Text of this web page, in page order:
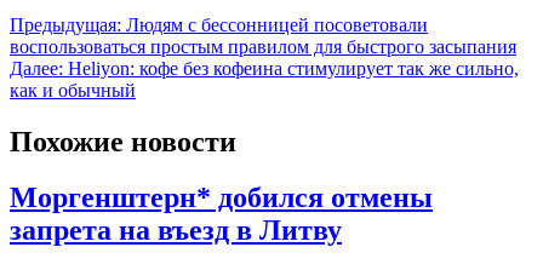
Предыдущая: Людям с бессонницей посоветовали
воспользоваться простым правилом для быстрого засыпания
Далее: Heliyon: кофе без кофеина стимулирует так же сильно,
как и обычный
Похожие новости
Моргенштерн* добился отмены
запрета на въезд в Литву